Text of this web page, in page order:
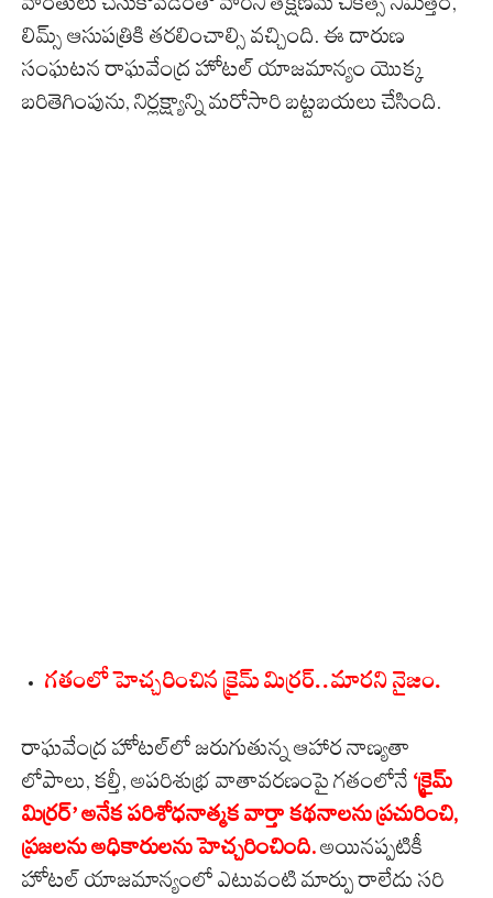
లిమ్స్ ఆసుపత్రికి తరలించాల్సి వచ్చింది. ఈ దారుణ
సంఘటన రాఘవేంద్ర హోటల్ యాజమాన్యం యొక్క
బరితెగింపును, నిర్లక్ష్యాన్ని మరోసారి బట్టబయలు చేసింది.
గతంలో హెచ్చరించిన క్రైమ్ మిర్రర్..మారని నైజం.
రాఘవేంద్ర హోటల్‌లో జరుగుతున్న ఆహార నాణ్యతా
లోపాలు, కల్తీ, అపరిశుభ్ర వాతావరణంపై గతంలోనే ‘క్రైమ్
మిర్రర్’ అనేక పరిశోధనాత్మక వార్తా కథనాలను ప్రచురించి,
ప్రజలను అధికారులను హెచ్చరించింది.అయినప్పటికీ
హోటల్ యాజమాన్యంలో ఎటువంటి మార్పు రాలేదు సరి